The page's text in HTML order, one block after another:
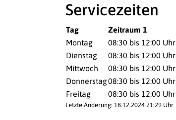
Servicezeiten
Tag Zeitraum 1
Montag
08:30 bis 12:00 Uhr
Dienstag
08:30 bis 12:00 Uhr
Mittwoch
08:30 bis 12:00 Uhr
Donnerstag08:30 bis 12:00 Uhr
Freitag
08:30 bis 12:00 Uhr
Letzte Änderung: 18.12.2024 21:29 Uhr